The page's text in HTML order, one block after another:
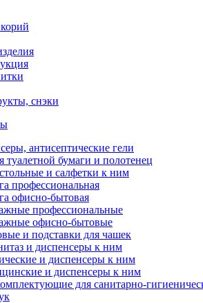
снэки
антисептические гели
туалетной бумаги и полотенец
и салфетки к ним
профессиональная
офисно-бытовая
профессиональные
офисно-бытовые
и подставки для чашек
и диспенсеры к ним
и диспенсеры к ним
и диспенсеры к ним
для санитарно-